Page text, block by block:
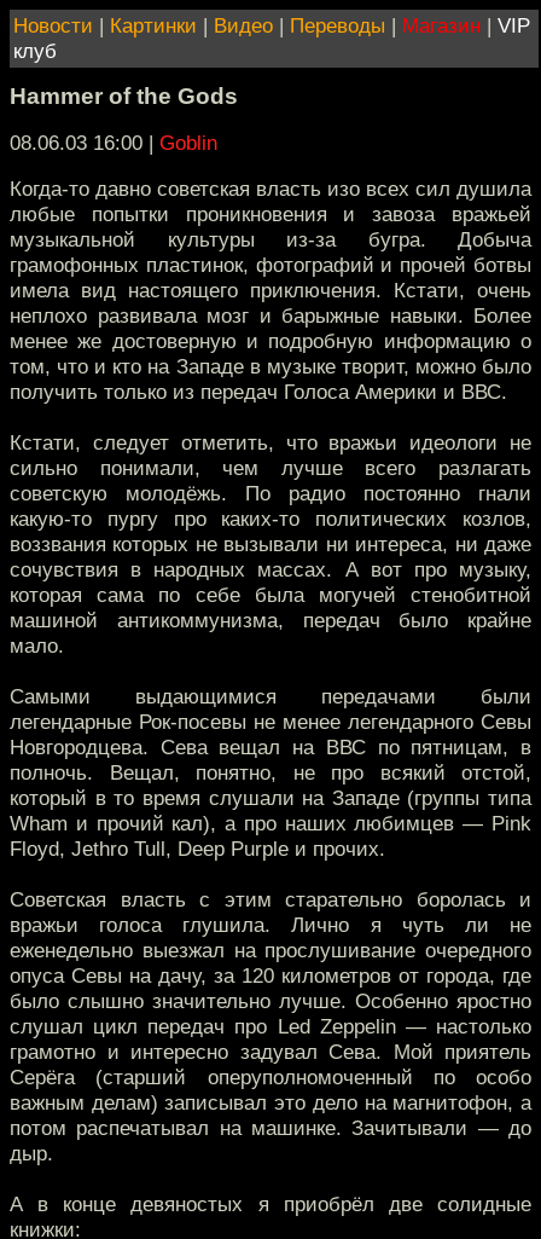
Новости | Картинки | Видео | Переводы | Магазин | VIP
клуб
Hammer of the Gods
08.06.03 16:00 | Goblin
Когда-то давно советская власть изо всех сил душила
любые попытки проникновения и завоза вражьей
музыкальной культуры из-за бугра. Добыча
грамофонных пластинок, фотографий и прочей ботвы
имела вид настоящего приключения. Кстати, очень
неплохо развивала мозг и барыжные навыки. Более
менее же достоверную и подробную информацию о
том, что и кто на Западе в музыке творит, можно было
получить только из передач Голоса Америки и ВВС.
Кстати, следует отметить, что вражьи идеологи не
сильно понимали, чем лучше всего разлагать
советскую молодёжь. По радио постоянно гнали
какую-то пургу про каких-то политических козлов,
воззвания которых не вызывали ни интереса, ни даже
сочувствия в народных массах. А вот про музыку,
которая сама по себе была могучей стенобитной
машиной антикоммунизма, передач было крайне
мало.
Самыми выдающимися передачами были
легендарные Рок-посевы не менее легендарного Севы
Новгородцева. Сева вещал на ВВС по пятницам, в
полночь. Вещал, понятно, не про всякий отстой,
который в то время слушали на Западе (группы типа
Wham и прочий кал), а про наших любимцев — Pink
Floyd, Jethro Tull, Deep Purple и прочих.
Советская власть с этим старательно боролась и
вражьи голоса глушила. Лично я чуть ли не
еженедельно выезжал на прослушивание очередного
опуса Севы на дачу, за 120 километров от города, где
было слышно значительно лучше. Особенно яростно
слушал цикл передач про Led Zeppelin — настолько
грамотно и интересно задувал Сева. Мой приятель
Серёга (старший оперуполномоченный по особо
важным делам) записывал это дело на магнитофон, а
потом распечатывал на машинке. Зачитывали — до
дыр.
А в конце девяностых я приобрёл две солидные
книжки: